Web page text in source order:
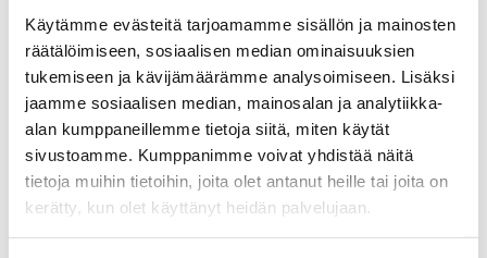
Käytämme evästeitä tarjoamamme sisällön ja mainosten
räätälöimiseen, sosiaalisen median ominaisuuksien
tukemiseen ja kävijämäärämme analysoimiseen. Lisäksi
jaamme sosiaalisen median, mainosalan ja analytiikka-
alan kumppaneillemme tietoja siitä, miten käytät
sivustoamme. Kumppanimme voivat yhdistää näitä
tietoja muihin tietoihin, joita olet antanut heille tai joita on
kerätty, kun olet käyttänyt heidän palvelujaan.